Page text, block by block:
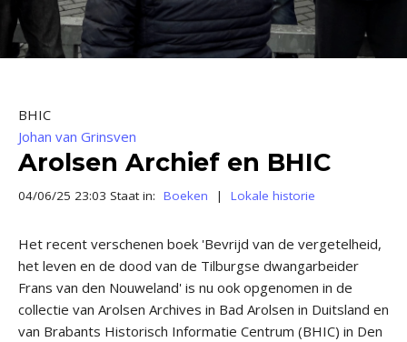
BHIC
Johan van Grinsven
Arolsen Archief en BHIC
04/06/25 23:03 Staat in: Boeken | Lokale historie
Het recent verschenen boek 'Bevrijd van de vergetelheid,
het leven en de dood van de Tilburgse dwangarbeider
Frans van den Nouweland' is nu ook opgenomen in de
collectie van Arolsen Archives in Bad Arolsen in Duitsland en
van Brabants Historisch Informatie Centrum (BHIC) in Den